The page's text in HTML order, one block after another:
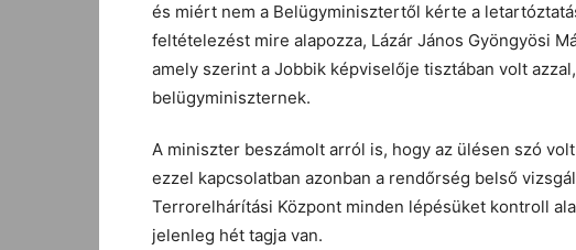
és miért nem a Belügyminisztertől kérte a
feltételezést mire alapozza, Lázár János Gyöngyösi
amely szerint a Jobbik képviselője tisztában volt
belügyminiszternek.
A miniszter beszámolt arról is, hogy az ülésen szó
ezzel kapcsolatban azonban a rendőrség belső
Terrorelhárítási Központ minden lépésüket kontroll
jelenleg hét tagja van.